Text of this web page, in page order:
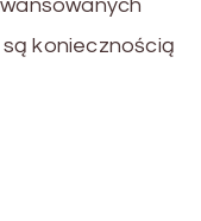
koniecznością